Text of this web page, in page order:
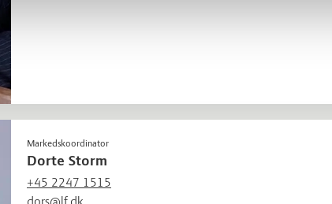
Markedskoordinator
Dorte Storm
+45 2247 1515